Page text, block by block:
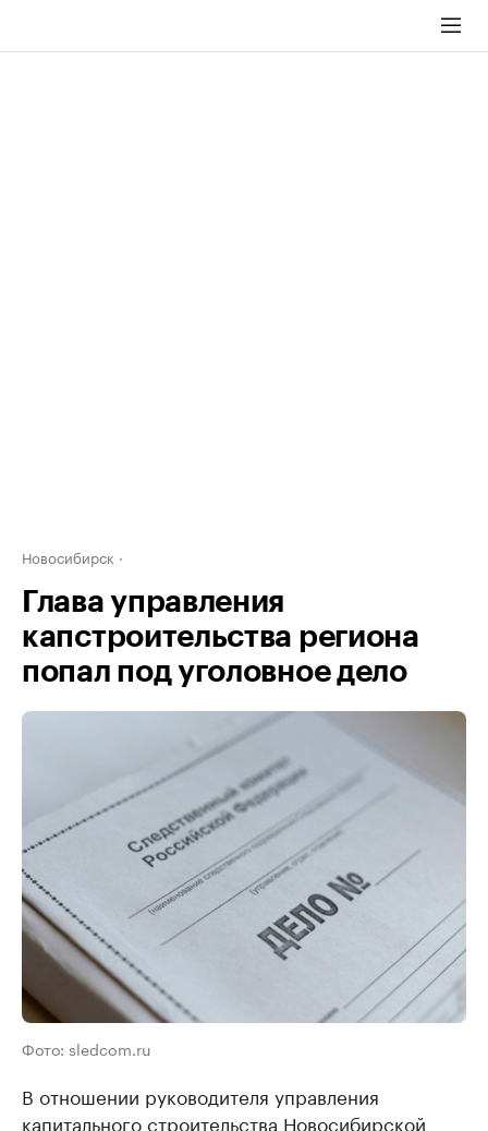
Новосибирск
Глава управления
капстроительства региона
попал под уголовное дело
Фото: sledcom.ru
В отношении руководителя управления
капитального строительства Новосибирской